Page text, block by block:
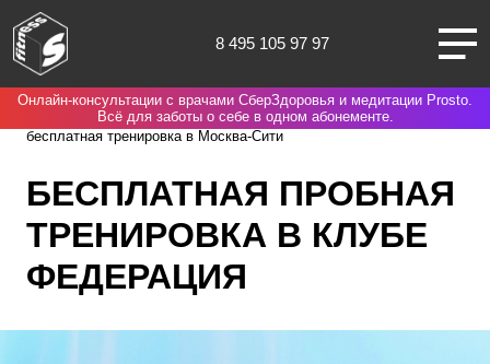
8 495 105 97 97
Москва
О НАС
Онлайн-консультации с врачами СберЗдоровья и медитации Prosto.
Всё для заботы о себе в одном абонементе.
Spirit. Fitness Нас выбирают потому что
Пробная
бесплатная тренировка в Москва-Сити
БЕСПЛАТНАЯ ПРОБНАЯ
ТРЕНИРОВКА В КЛУБЕ
ФЕДЕРАЦИЯ